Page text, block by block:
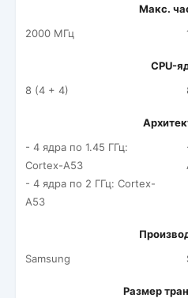
Макс.
2000 МГц
CPU-
8 (4 + 4)
- 4 ядра по 1.45 ГГц:
Cortex-A53
- 4 ядра по 2 ГГц: Cortex-
A53
Samsung
Размер